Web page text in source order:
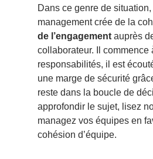
Dans ce genre de
management crée de la
de l’engagement auprès
collaborateur. Il commence
responsabilités, il est
une marge de sécurité
reste dans la boucle de
approfondir le sujet, lisez
managez vos équipes en
cohésion d’équipe.